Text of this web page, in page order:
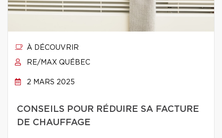
À DÉCOUVRIR
RE/MAX QUÉBEC
2 MARS 2025
CONSEILS POUR RÉDUIRE SA FACTURE
DE CHAUFFAGE